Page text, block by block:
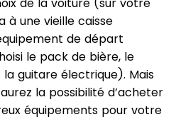
à une vieille caisse
de départ
le pack de bière, le
guitare électrique). Mais
la possibilité d’acheter
équipements pour votre